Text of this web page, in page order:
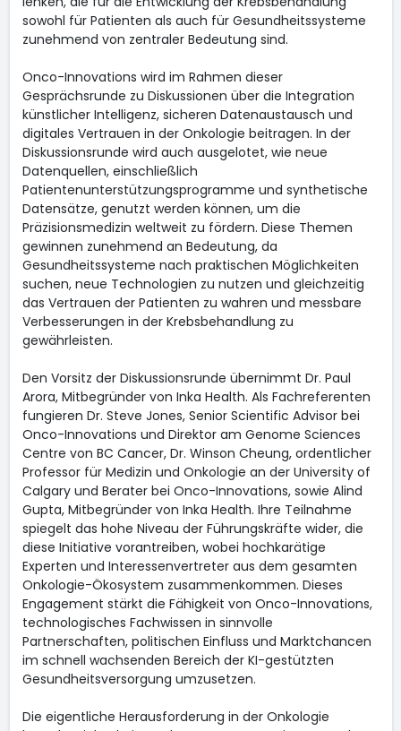
sowohl für Patienten als auch für Gesundheitssysteme
zunehmend von zentraler Bedeutung sind.
Onco-Innovations wird im Rahmen dieser
Gesprächsrunde zu Diskussionen über die Integration
künstlicher Intelligenz, sicheren Datenaustausch und
digitales Vertrauen in der Onkologie beitragen. In der
Diskussionsrunde wird auch ausgelotet, wie neue
Datenquellen, einschließlich
Patientenunterstützungsprogramme und synthetische
Datensätze, genutzt werden können, um die
Präzisionsmedizin weltweit zu fördern. Diese Themen
gewinnen zunehmend an Bedeutung, da
Gesundheitssysteme nach praktischen Möglichkeiten
suchen, neue Technologien zu nutzen und gleichzeitig
das Vertrauen der Patienten zu wahren und messbare
Verbesserungen in der Krebsbehandlung zu
gewährleisten.
Den Vorsitz der Diskussionsrunde übernimmt Dr. Paul
Arora, Mitbegründer von Inka Health. Als Fachreferenten
fungieren Dr. Steve Jones, Senior Scientific Advisor bei
Onco-Innovations und Direktor am Genome Sciences
Centre von BC Cancer, Dr. Winson Cheung, ordentlicher
Professor für Medizin und Onkologie an der University of
Calgary und Berater bei Onco-Innovations, sowie Alind
Gupta, Mitbegründer von Inka Health. Ihre Teilnahme
spiegelt das hohe Niveau der Führungskräfte wider, die
diese Initiative vorantreiben, wobei hochkarätige
Experten und Interessenvertreter aus dem gesamten
Onkologie-Ökosystem zusammenkommen. Dieses
Engagement stärkt die Fähigkeit von Onco-Innovations,
technologisches Fachwissen in sinnvolle
Partnerschaften, politischen Einfluss und Marktchancen
im schnell wachsenden Bereich der KI-gestützten
Gesundheitsversorgung umzusetzen.
Die eigentliche Herausforderung in der Onkologie